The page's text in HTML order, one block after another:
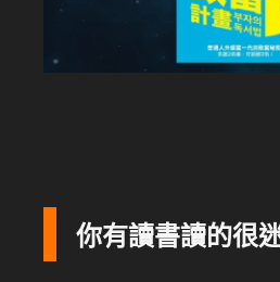
你有讀書讀的很